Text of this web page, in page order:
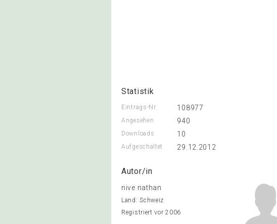
Statistik
Eintrags-Nr. 108977
Angesehen 940
Downloads 10
Aufgeschaltet 29.12.2012
Autor/in
nive nathan
Land: Schweiz
Registriert vor 2006